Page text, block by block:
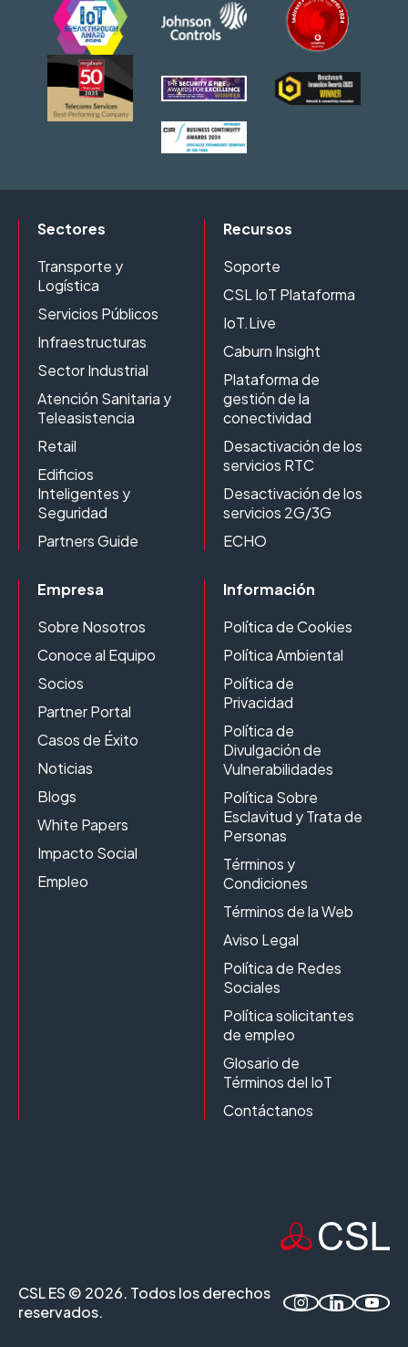
Sectores
Transporte y
Logística
Servicios Públicos
Infraestructuras
Sector Industrial
Atención Sanitaria y
Teleasistencia
Retail
Edificios
Inteligentes y
Seguridad
Partners Guide
Recursos
Soporte
CSL IoT Plataforma
IoT.Live
Caburn Insight
Plataforma de
gestión de la
conectividad
Desactivación de los
servicios RTC
Desactivación de los
servicios 2G/3G
ECHO
Empresa
Sobre Nosotros
Conoce al Equipo
Socios
Partner Portal
Casos de Éxito
Noticias
Blogs
White Papers
Impacto Social
Empleo
Información
Política de Cookies
Política Ambiental
Política de
Privacidad
Política de
Divulgación de
Vulnerabilidades
Política Sobre
Esclavitud y Trata de
Personas
Términos y
Condiciones
Términos de la Web
Aviso Legal
Política de Redes
Sociales
Política solicitantes
de empleo
Glosario de
Términos del IoT
Contáctanos
CSL ES © 2026. Todos los derechos
reservados.